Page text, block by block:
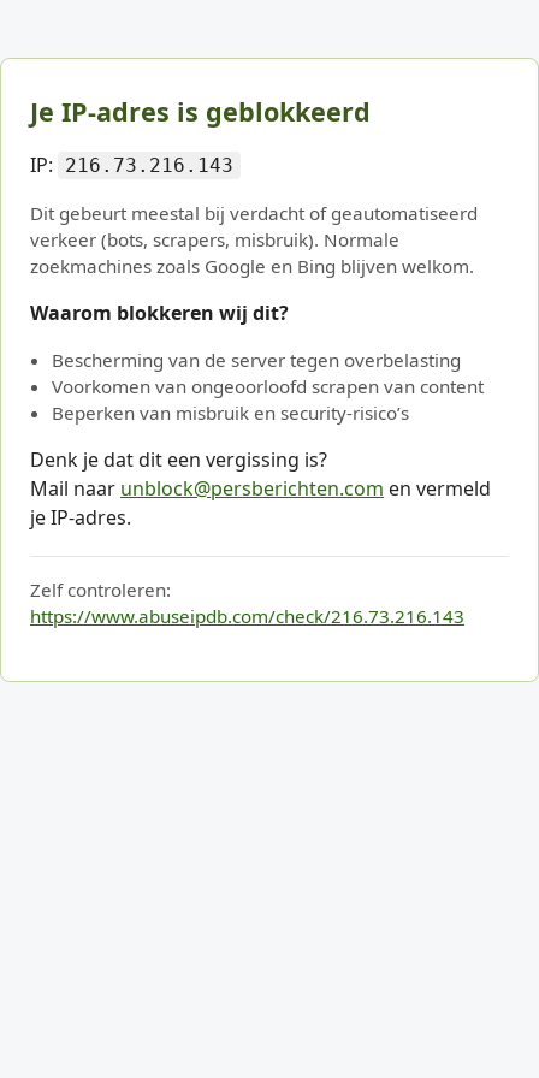
Je IP-adres is geblokkeerd
IP: 216.73.216.143
Dit gebeurt meestal bij verdacht of geautomatiseerd
verkeer (bots, scrapers, misbruik). Normale
zoekmachines zoals Google en Bing blijven welkom.
Waarom blokkeren wij dit?
Bescherming van de server tegen overbelasting
Voorkomen van ongeoorloofd scrapen van content
Beperken van misbruik en security-risico’s
Denk je dat dit een vergissing is?
Mail naar unblock@persberichten.com en vermeld
je IP-adres.
Zelf controleren:
https://www.abuseipdb.com/check/216.73.216.143